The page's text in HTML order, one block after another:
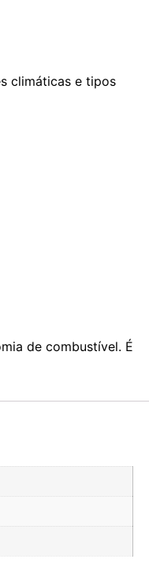
climáticas e tipos
de combustível. É